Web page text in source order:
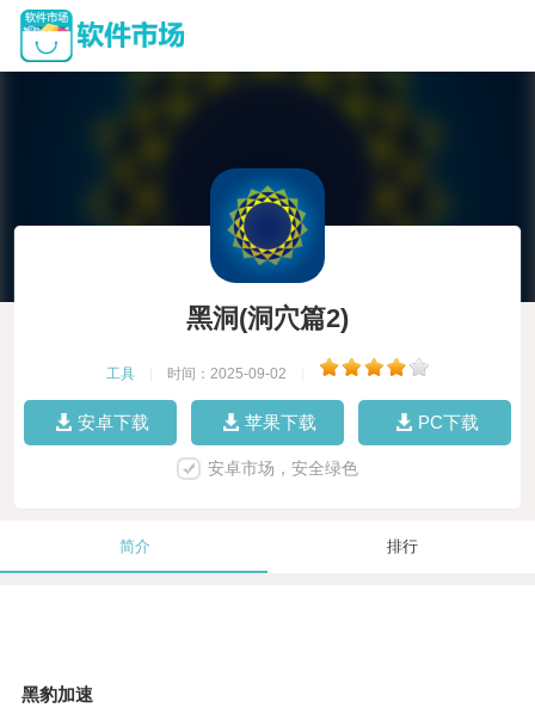
黑洞(洞穴篇2)
工具 时间：2025-09-02
安卓下载 苹果下载 PC下载
安卓市场，安全绿色
简介 排行
黑豹加速